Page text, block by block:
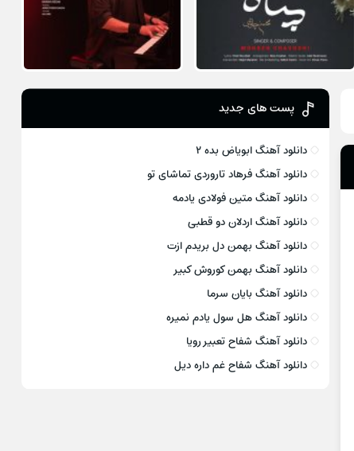
پست های جدید
دانلود آهنگ ابویاض بده ۲
دانلود آهنگ فرهاد تاروردی تماشای تو
دانلود آهنگ متین فولادی یادمه
دانلود آهنگ اردلان دو قطبی
دانلود آهنگ بهمن دل بریدم ازت
دانلود آهنگ بهمن کوروش کبیر
دانلود آهنگ بایان سرما
دانلود آهنگ هل سول یادم نمیره
دانلود آهنگ شفاح تعبیر رویا
دانلود آهنگ شفاح غم داره دیل